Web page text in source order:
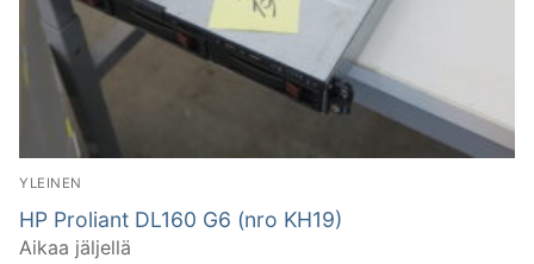
YLEINEN
HP Proliant DL160 G6 (nro KH19)
Aikaa jäljellä